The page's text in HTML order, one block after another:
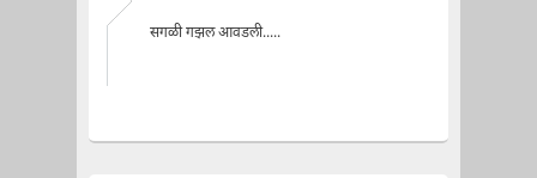
सगळी गझल आवडली.....